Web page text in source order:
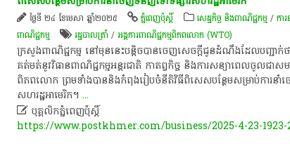
ថ្ងៃទី ២៤ ខែមេសា ឆ្នាំ២០២៥ ភ្នំពេញប៉ុស្តិ៍ សេដ្ឋកិច្ច និងពាណិជ្ជកម្ម/កា
ពាណិជ្ជកម្ម
រដ្ឋបាលត្រាំ /អង្គការ​ពាណិជ្ជកម្ម​ពិភពលោក (WTO) ​
ក្រសួង​ពាណិជ្ជកម្ម​ នៅមុន​នេះ​បន្តិច​បាន​ចេញ​សេចក្តីជូនដំណឹង​​ដែល​បញ្ជាក់​ថ
គត់មត់នូវវិធានពាណិជ្ជកម្មអន្តរជាតិ កាតព្វកិច្ច និងការសន្យាពេលចូលជាស
ពិភពលោក ព្រមទាំងបាននិងកំពុងរៀបចំនីតិវិធីពិសេសបន្ថែមសម្រាប់ការនាំ
សហរដ្ឋអាមេរិក។...
 បុគ្គលិកភ្នំពេញប៉ុស្តិ៍
https://www.postkhmer.com/business/2025-4-23-1923-